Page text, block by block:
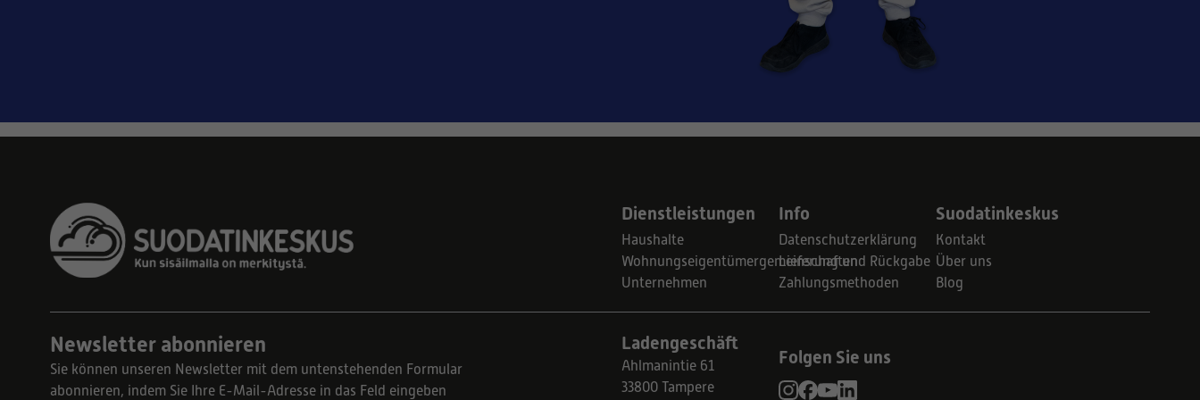
Dienstleistungen
Haushalte
Wohnungseigentümergemeinschaften
Unternehmen
Info
Datenschutzerklärung
Lieferung und Rückgabe
Zahlungsmethoden
Suodatinkeskus
Kontakt
Über uns
Blog
Newsletter abonnieren
Sie können unseren Newsletter mit dem untenstehenden Formular
abonnieren, indem Sie Ihre E-Mail-Adresse in das Feld eingeben
Ladengeschäft
Ahlmanintie 61
33800 Tampere
Folgen Sie uns